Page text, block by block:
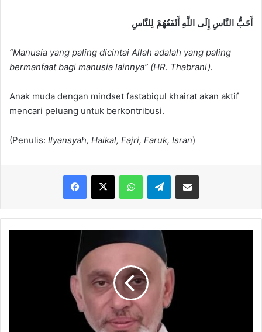
أَحَبُّ النَّاسِ إِلَى اللَّهِ أَنْفَعُهُمْ لِلنَّاسِ
“Manusia yang paling dicintai Allah adalah yang paling
bermanfaat bagi manusia lainnya” (HR. Thabrani).
Anak muda dengan mindset fastabiqul khairat akan aktif
mencari peluang untuk berkontribusi.
(Penulis: Ilyansyah, Haikal, Fajri, Faruk, Isran)
Facebook
X WhatsAppTelegramShare via Email